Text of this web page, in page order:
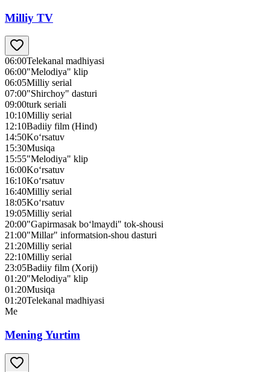
Milliy TV
06:00Telekanal madhiyasi
06:00"Melodiya" klip
06:05Milliy serial
07:00"Shirchoy" dasturi
09:00turk seriali
10:10Milliy serial
12:10Badiiy film (Hind)
14:50Ko‘rsatuv
15:30Musiqa
15:55"Melodiya" klip
16:00Ko‘rsatuv
16:10Ko‘rsatuv
16:40Milliy serial
18:05Ko‘rsatuv
19:05Milliy serial
20:00"Gapirmasak bo‘lmaydi" tok-shousi
21:00"Millar" informatsion-shou dasturi
21:20Milliy serial
22:10Milliy serial
23:05Badiiy film (Xorij)
01:20"Melodiya" klip
01:20Musiqa
01:20Telekanal madhiyasi
Me
Mening Yurtim